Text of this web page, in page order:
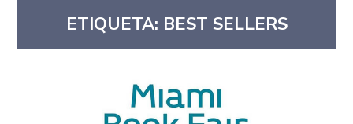
ETIQUETA: BEST SELLERS